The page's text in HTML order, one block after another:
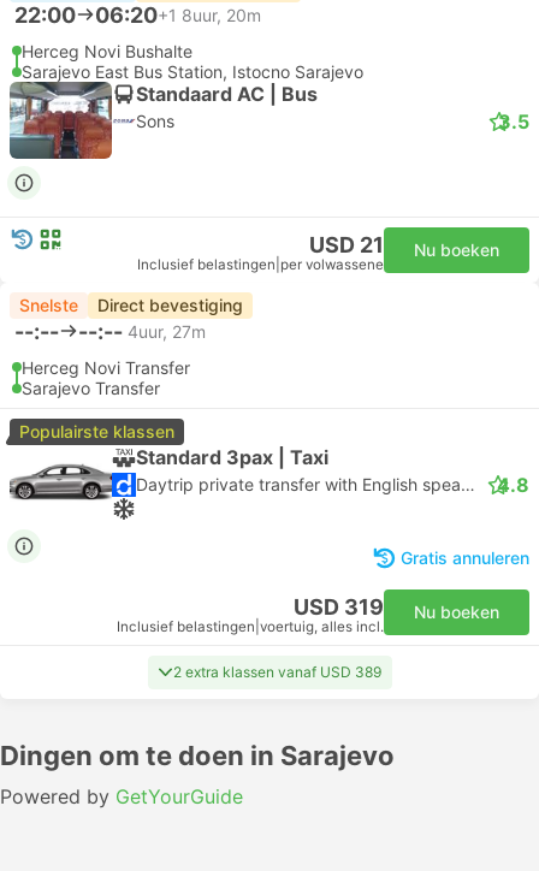
22:00 06:20+1 8uur, 20m
Herceg Novi Bushalte
Sarajevo East Bus Station, Istocno Sarajevo
Standaard AC | Bus
Sons 3.5
USD 21
Inclusief belastingen per volwassene
Nu boeken
Snelste Direct bevestiging
--:-- --:-- 4uur, 27m
Herceg Novi Transfer
Sarajevo Transfer
Populairste klassen
Standard 3pax | Taxi
Daytrip private transfer with English speaking driver 4.8
Gratis annuleren
USD 319
Inclusief belastingen voertuig, alles incl.
Nu boeken
2 extra klassen vanaf USD 389
Dingen om te doen in Sarajevo
Powered by GetYourGuide